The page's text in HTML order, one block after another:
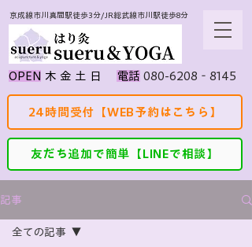
京成線市川真間駅徒歩3分/JR総武線市川駅徒歩8分
​OPEN ​木 金 土 日 ​電話 080-6208‐8145
24時間受付【WEB予約はこちら】
友だち追加で簡単【LINEで相談】
記事
全ての記事